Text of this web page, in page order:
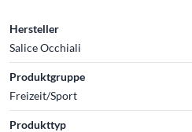
Hersteller
Salice Occhiali
Produktgruppe
Freizeit/Sport
Produkttyp